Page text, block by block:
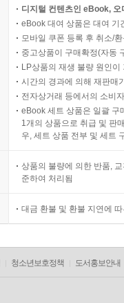
디지털 컨텐츠인 eBook,
eBook 대여 상품은 대여 기
모바일 쿠폰 등록 후 취소/
중고상품이 구매확정(자동
LP상품의 재생 불량 원인
시간의 경과에 의해 재판매
전자상거래 등에서의 소비
eBook 세트 상품은 일괄 구
1개의 상품으로 취급 및 판
우, 세트 상품 전부 및 세트
상품의 불량에 의한 반품,
준하여 처리됨
대금 환불 및 환불 지연에
청소년보호정책 도서홍보안내